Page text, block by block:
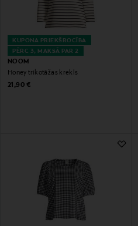
PĒRC 3, MAKSĀ PAR 2
KUPONA PRIEKŠROCĪBA
NOOM
Honey trikotāžas krekls
Original Price
21,90 €